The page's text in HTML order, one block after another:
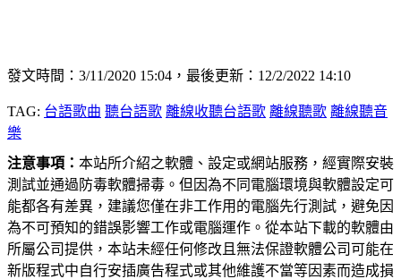
發文時間：3/11/2020 15:04，最後更新：12/2/2022 14:10
TAG: 台語歌曲 聽台語歌 離線收聽台語歌 離線聽歌 離線聽音
樂
注意事項： 本站所介紹之軟體、設定或網站服務，經實際安裝
測試並通過防毒軟體掃毒。但因為不同電腦環境與軟體設定可
能都各有差異，建議您僅在非工作用的電腦先行測試，避免因
為不可預知的錯誤影響工作或電腦運作。從本站下載的軟體由
所屬公司提供，本站未經任何修改且無法保證軟體公司可能在
新版程式中自行安插廣告程式或其他維護不當等因素而造成損